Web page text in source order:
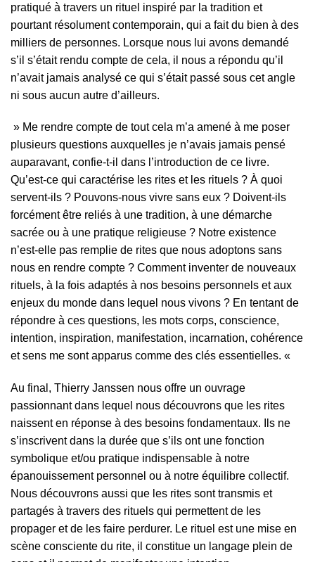
pratiqué à travers un rituel inspiré par la tradition et
pourtant résolument contemporain, qui a fait du bien à des
milliers de personnes. Lorsque nous lui avons demandé
s’il s’était rendu compte de cela, il nous a répondu qu’il
n’avait jamais analysé ce qui s’était passé sous cet angle
ni sous aucun autre d’ailleurs.
» Me rendre compte de tout cela m’a amené à me poser
plusieurs questions auxquelles je n’avais jamais pensé
auparavant, confie-t-il dans l’introduction de ce livre.
Qu’est-ce qui caractérise les rites et les rituels ? À quoi
servent-ils ? Pouvons-nous vivre sans eux ? Doivent-ils
forcément être reliés à une tradition, à une démarche
sacrée ou à une pratique religieuse ? Notre existence
n’est-elle pas remplie de rites que nous adoptons sans
nous en rendre compte ? Comment inventer de nouveaux
rituels, à la fois adaptés à nos besoins personnels et aux
enjeux du monde dans lequel nous vivons ? En tentant de
répondre à ces questions, les mots corps, conscience,
intention, inspiration, manifestation, incarnation, cohérence
et sens me sont apparus comme des clés essentielles. «
Au final, Thierry Janssen nous offre un ouvrage
passionnant dans lequel nous découvrons que les rites
naissent en réponse à des besoins fondamentaux. Ils ne
s’inscrivent dans la durée que s’ils ont une fonction
symbolique et/ou pratique indispensable à notre
épanouissement personnel ou à notre équilibre collectif.
Nous découvrons aussi que les rites sont transmis et
partagés à travers des rituels qui permettent de les
propager et de les faire perdurer. Le rituel est une mise en
scène consciente du rite, il constitue un langage plein de